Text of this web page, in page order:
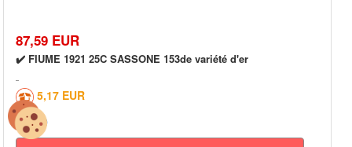
87,59 EUR
✔️ FIUME 1921 25C SASSONE 153de variété d'er
5,17 EUR
0